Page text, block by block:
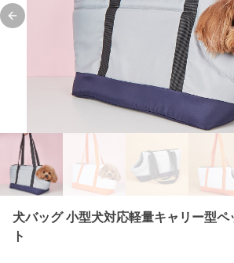
Previous slide
犬バッグ 小型犬対応軽量キャリー型
ト